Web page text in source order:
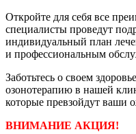
Откройте для себя все
специалисты проведут
индивидуальный план
и профессиональным
Заботьтесь о своем
озонотерапию в нашей
которые превзойдут ваши
ВНИМАНИЕ АКЦИЯ!